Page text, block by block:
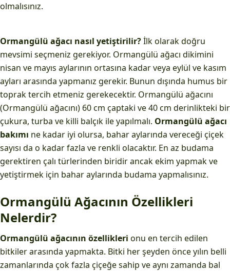
olmalısınız.
Ormangülü ağacı nasıl yetiştirilir?İlk olarak doğru
mevsimi seçmeniz gerekiyor. Ormangülü ağacı dikimini
nisan ve mayıs aylarının ortasına kadar veya eylül ve kasım
ayları arasında yapmanız gerekir. Bunun dışında humus bir
toprak tercih etmeniz gerekecektir. Ormangülü ağacını
(Ormangülü ağacını) 60 cm çaptaki ve 40 cm derinlikteki bir
çukura, turba ve killi balçık ile yapılmalı. Ormangülü ağacı
bakımı ne kadar iyi olursa, bahar aylarında vereceği çiçek
sayısı da o kadar fazla ve renkli olacaktır. En az budama
gerektiren çalı türlerinden biridir ancak ekim yapmak ve
yetiştirmek için bahar aylarında budama yapmalısınız.
Ormangülü Ağacının Özellikleri
Nelerdir?
Ormangülü ağacının özellikleri onu en tercih edilen
bitkiler arasında yapmakta. Bitki her şeyden önce yılın belli
zamanlarında çok fazla çiçeğe sahip ve aynı zamanda bal